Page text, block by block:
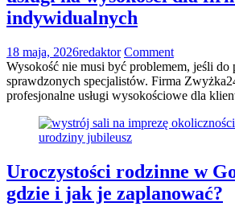
indywidualnych
18 maja, 2026redaktor Comment
Wysokość nie musi być problemem, jeśli do
sprawdzonych specjalistów. Firma
profesjonalne usługi wysokościowe dla
Uroczystości rodzinne w
gdzie i jak je zaplanować?